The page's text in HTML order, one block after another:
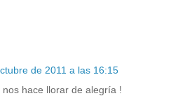
de 2011 a las 16:15
nos hace llorar de alegría !